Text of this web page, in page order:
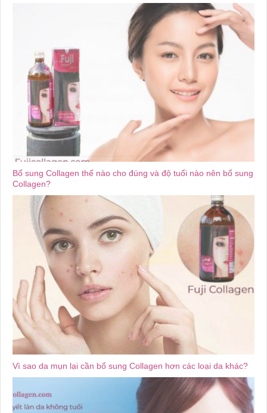
Bổ sung Collagen thế nào cho đúng và độ tuổi nào nên bổ sung
Collagen?
Vì sao da mụn lại cần bổ sung Collagen hơn các loại da khác?